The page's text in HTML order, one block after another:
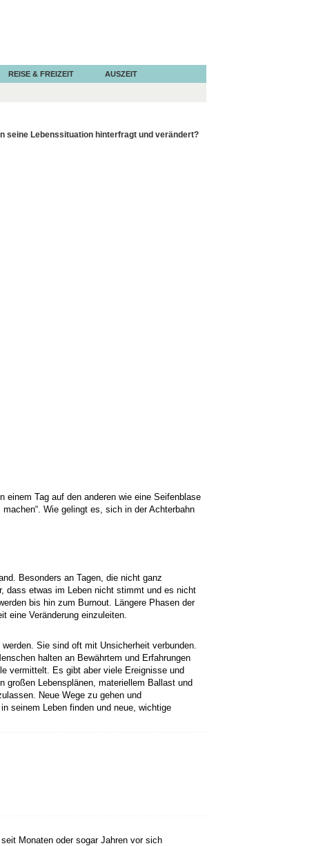
REISE & FREIZEIT AUSZEIT
seine Lebenssituation hinterfragt und verändert?
Tag auf den anderen wie eine Seifenblase
Wie gelingt es, sich in der Achterbahn
Besonders an Tagen, die nicht ganz
dass etwas im Leben nicht stimmt und es nicht
bis hin zum Burnout. Längere Phasen der
eine Veränderung einzuleiten.
Sie sind oft mit Unsicherheit verbunden.
halten an Bewährtem und Erfahrungen
vermittelt. Es gibt aber viele Ereignisse und
Lebensplänen, materiellem Ballast und
Neue Wege zu gehen und
seinem Leben finden und neue, wichtige
Monaten oder sogar Jahren vor sich